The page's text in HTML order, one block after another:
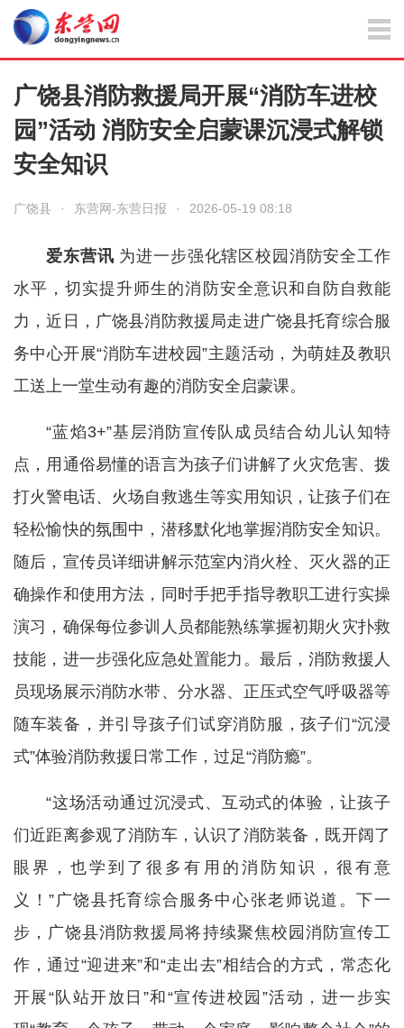
广饶县消防救援局开展“消防车进校
园”活动 消防安全启蒙课沉浸式解锁
安全知识
广饶县 · 东营网-东营日报 · 2026-05-19 08:18
爱东营讯 为进一步强化辖区校园消防安全工作
水平，切实提升师生的消防安全意识和自防自救能
力，近日，广饶县消防救援局走进广饶县托育综合服
务中心开展“消防车进校园”主题活动，为萌娃及教职
工送上一堂生动有趣的消防安全启蒙课。
“蓝焰3+”基层消防宣传队成员结合幼儿认知特
点，用通俗易懂的语言为孩子们讲解了火灾危害、拨
打火警电话、火场自救逃生等实用知识，让孩子们在
轻松愉快的氛围中，潜移默化地掌握消防安全知识。
随后，宣传员详细讲解示范室内消火栓、灭火器的正
确操作和使用方法，同时手把手指导教职工进行实操
演习，确保每位参训人员都能熟练掌握初期火灾扑救
技能，进一步强化应急处置能力。最后，消防救援人
员现场展示消防水带、分水器、正压式空气呼吸器等
随车装备，并引导孩子们试穿消防服，孩子们“沉浸
式”体验消防救援日常工作，过足“消防瘾”。
“这场活动通过沉浸式、互动式的体验，让孩子
们近距离参观了消防车，认识了消防装备，既开阔了
眼界，也学到了很多有用的消防知识，很有意
义！”广饶县托育综合服务中心张老师说道。下一
步，广饶县消防救援局将持续聚焦校园消防宣传工
作，通过“迎进来”和“走出去”相结合的方式，常态化
开展“队站开放日”和“宣传进校园”活动，进一步实